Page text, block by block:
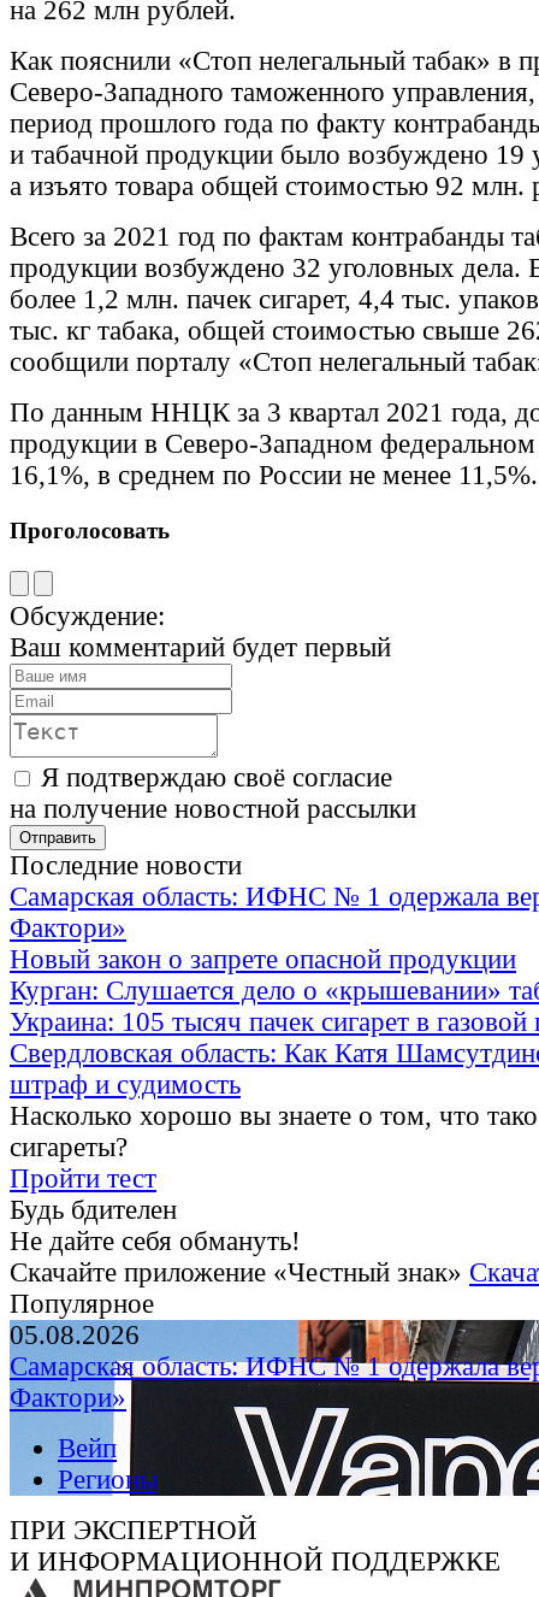
на 262 млн рублей.
Как пояснили «Стоп нелегальный табак» в
Северо-Западного таможенного
период прошлого года по факту
и табачной продукции было возбуждено 19
а изъято товара общей стоимостью 92 млн.
Всего за 2021 год по фактам контрабанды
продукции возбуждено 32 уголовных дела.
более 1,2 млн. пачек сигарет, 4,4 тыс.
тыс. кг табака, общей стоимостью свыше
сообщили порталу «Стоп нелегальный
По данным ННЦК за 3 квартал 2021 года,
продукции в Северо-Западном федеральном
16,1%, в среднем по России не менее 11,5%.
Проголосовать
Обсуждение:
Ваш комментарий будет первый
Я подтверждаю своё согласие
на получение новостной рассылки
Последние новости
Самарская область: ИФНС № 1 одержала
Фактори»
Новый закон о запрете опасной продукции
Курган: Слушается дело о «крышевании»
Украина: 105 тысяч пачек сигарет в газовой
Свердловская область: Как Катя
штраф и судимость
Насколько хорошо вы знаете о том, что
сигареты?
Пройти тест
Будь бдителен
Не дайте себя обмануть!
Скачайте приложение «Честный знак»
Популярное
05.08.2026
Самарская область: ИФНС № 1 одержала
Фактори»
Вейп
Регионы
ПРИ ЭКСПЕРТНОЙ
И ИНФОРМАЦИОННОЙ ПОДДЕРЖКЕ